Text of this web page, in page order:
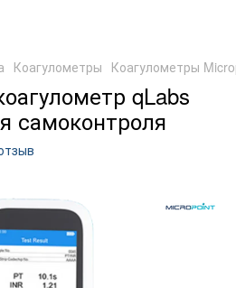
Коагулометры Коагулометры
qLabs
самоконтроля